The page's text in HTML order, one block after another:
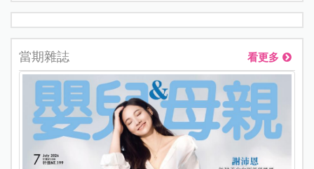
當期雜誌 看更多